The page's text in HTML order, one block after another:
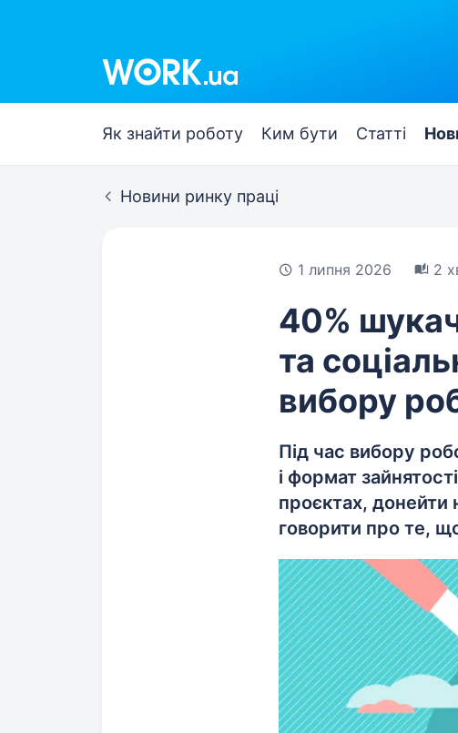
Як знайти роботу Ким бути Статті
Новини ринку праці
1 липня 2026 2
40%
та
вибору
Під час вибору
і формат
проєктах, донейти
говорити про те,